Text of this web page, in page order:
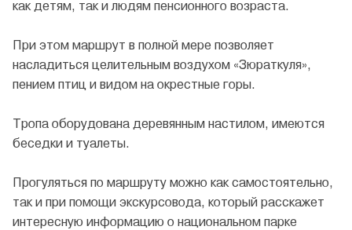
как детям, так и людям пенсионного возраста.
При этом маршрут в полной мере позволяет
насладиться целительным воздухом «Зюраткуля»,
пением птиц и видом на окрестные горы.
Тропа оборудована деревянным настилом, имеются
беседки и туалеты.
Прогуляться по маршруту можно как самостоятельно,
так и при помощи экскурсовода, который расскажет
интересную информацию о национальном парке